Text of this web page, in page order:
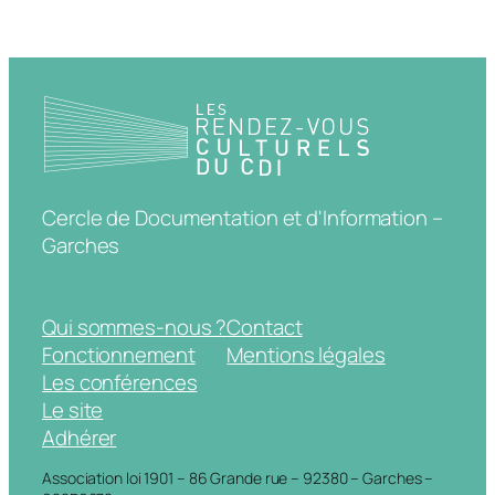
Cercle de Documentation et d'Information –
Garches
Qui sommes-nous ?
Fonctionnement
Les conférences
Le site
Adhérer
Contact
Mentions légales
Association loi 1901 – 86 Grande rue – 92380 – Garches –